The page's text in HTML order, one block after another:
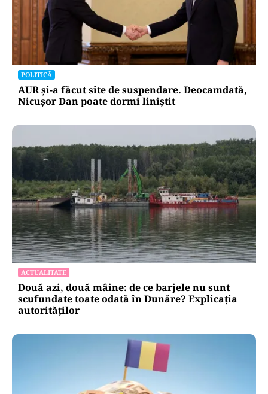
POLITICĂ
AUR și-a făcut site de suspendare. Deocamdată,
Nicușor Dan poate dormi liniștit
ACTUALITATE
Două azi, două mâine: de ce barjele nu sunt
scufundate toate odată în Dunăre? Explicația
autorităților